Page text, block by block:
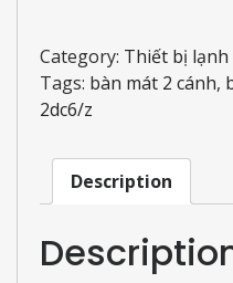
Category: Thiết bị lạnh
Tags: bàn mát 2 cánh,
2dc6/z
Description